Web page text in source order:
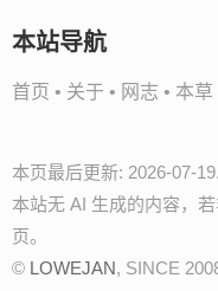
本站导航
首页 • 关于 • 网志 • 本草
本页最后更新: 2026-07-19.
本站无 AI 生成的内容，
页。
© LOWEJAN, SINCE